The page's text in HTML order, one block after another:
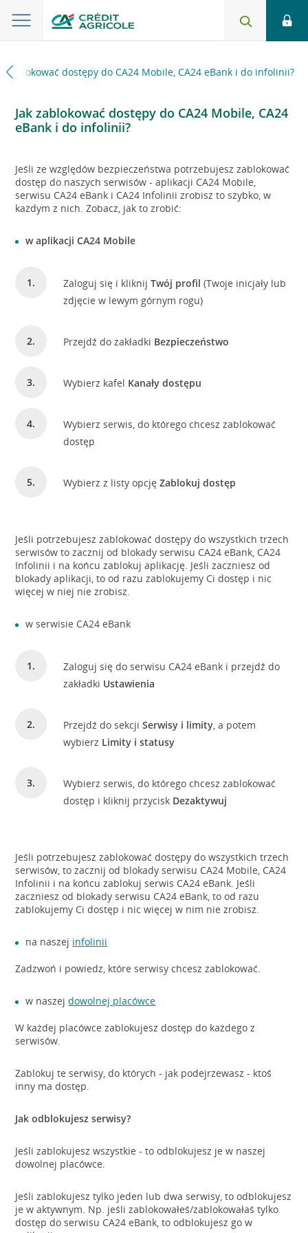
zablokować dostępy do CA24 Mobile, CA24 eBank i do infolinii?
Jak zablokować dostępy do CA24 Mobile, CA24
eBank i do infolinii?
Jeśli ze względów bezpieczeństwa potrzebujesz zablokować
dostęp do naszych serwisów - aplikacji CA24 Mobile,
serwisu CA24 eBank i CA24 Infolinii zrobisz to szybko, w
każdym z nich. Zobacz, jak to zrobić:
w aplikacji CA24 Mobile
Zaloguj się i kliknijTwój profil (Twoje inicjały lub
zdjęcie w lewym górnym rogu)
Przejdź do zakładki Bezpieczeństwo
Wybierz kafel Kanały dostępu
Wybierz serwis, do którego chcesz zablokować
dostęp
Wybierz z listy opcjęZablokuj dostęp
Jeśli potrzebujesz zablokować dostępy do wszystkich trzech
serwisów to zacznij od blokady serwisu CA24 eBank, CA24
Infolinii i na końcu zablokuj aplikację. Jeśli zaczniesz od
blokady aplikacji, to od razu zablokujemy Ci dostęp i nic
więcej w niej nie zrobisz.
w serwisie CA24 eBank
Zaloguj się do serwisu CA24 eBank i przejdź do
zakładki Ustawienia
Przejdź do sekcjiSerwisy i limity, a potem
wybierz Limity i statusy
Wybierz serwis, do którego chcesz zablokować
dostęp i kliknij przycisk Dezaktywuj
Jeśli potrzebujesz zablokować dostępy do wszystkich trzech
serwisów, to zacznij od blokady serwisu CA24 Mobile, CA24
Infolinii i na końcu zablokuj serwis CA24 eBank. Jeśli
zaczniesz od blokady serwisu CA24 eBank, to od razu
zablokujemy Ci dostęp i nic więcej w nim nie zrobisz.
na naszej infolinii
Zadzwoń i powiedz, które serwisy chcesz zablokować.
w naszejdowolnej placówce
W każdej placówce zablokujesz dostęp do każdego z
serwisów.
Zablokuj te serwisy, do których - jak podejrzewasz - ktoś
inny ma dostęp.
Jak odblokujesz serwisy?
Jeśli zablokujesz wszystkie - to odblokujesz je w naszej
dowolnej placówce.
Jeśli zablokujesz tylko jeden lub dwa serwisy, to odblokujesz
je w aktywnym. Np. jeśli zablokowałeś/zablokowałaś tylko
dostęp do serwisu CA24 eBank, to odblokujesz go w